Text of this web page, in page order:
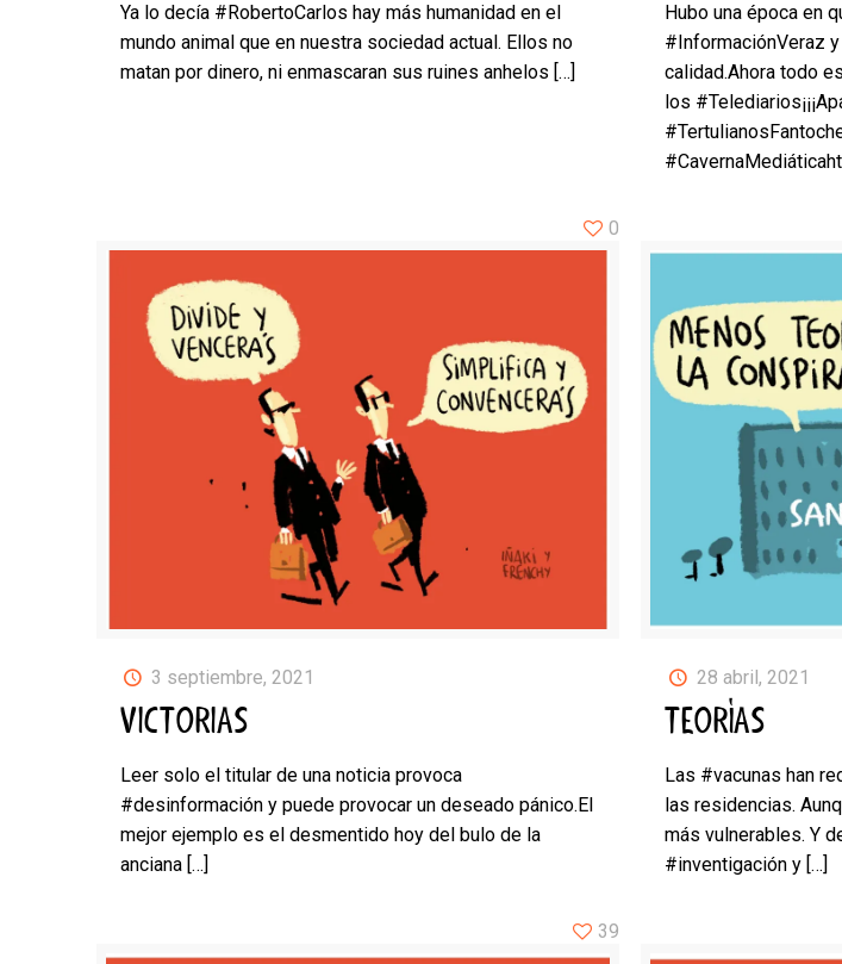
Ya lo decía #RobertoCarlos hay más humanidad en el
mundo animal que en nuestra sociedad actual. Ellos no
matan por dinero, ni enmascaran sus ruines anhelos […]
Hubo una época en
#InformaciónVeraz
calidad.Ahora todo
los
3 septiembre, 2021
VICTORIAS
Leer solo el titular de una noticia provoca
#desinformación y puede provocar un deseado pánico.El
mejor ejemplo es el desmentido hoy del bulo de la
anciana[…]
0
28 abril, 2021
TEORÍAS
Las #vacunas han
las residencias.
más vulnerables. Y
#inventigación y […]
39